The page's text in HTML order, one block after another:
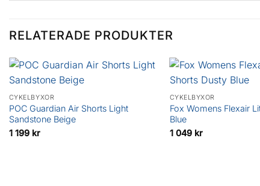
RELATERADE PRODUKTER
CYKELBYXOR
POC Guardian Air Shorts Light
Sandstone Beige
1 199 kr
CYKELBYXOR
Fox Womens Flexair
Blue
1 049 kr